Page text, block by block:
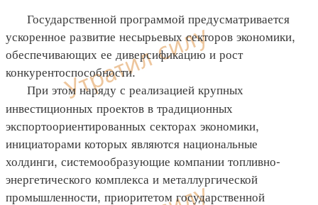
Государственной программой предусматривается
ускоренное развитие несырьевых секторов экономики,
обеспечивающих ее диверсификацию и рост
конкурентоспособности.
При этом наряду с реализацией крупных
инвестиционных проектов в традиционных
экспортоориентированных секторах экономики,
инициаторами которых являются национальные
холдинги, системообразующие компании топливно-
энергетического комплекса и металлургической
промышленности, приоритетом государственной